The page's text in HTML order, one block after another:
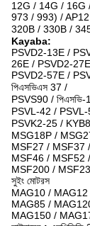
12G / 14G / 16G
973 / 993) / AP12
320B / 330B / 345
Kayaba:
PSVD2-13E /
26E / PSVD2-
PSVD2-57E /
পিএসভিএস 37 /
PSVS90 /
PSVL-42 / PSVL-
PSVK2-25 / KYB87
MSG18P /
MSF27 / MSF37 /
MSF46 / MSF52
MSF200 /
সুইং মোটরস
MAG10 /
MAG85 /
MAG150 /